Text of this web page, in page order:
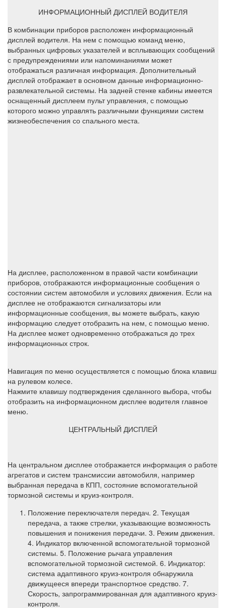
ИНФОРМАЦИОННЫЙ ДИСПЛЕЙ ВОДИТЕЛЯ
В комбинации приборов расположен информационный
дисплей водителя. На нем с помощью команд меню,
выбранных цифровых указателей и всплывающих сообщений
с предупреждениями или напоминаниями может
отображаться различная информация. Дополнительный
дисплей отображает в основном данные информационно-
развлекательной системы. На задней стенке кабины имеется
оснащенный дисплеем пульт управления, с помощью
которого можно управлять различными функциями систем
жизнеобеспечения со спального места.
На дисплее, расположенном в правой части комбинации
приборов, отображаются информационные сообщения о
состоянии систем автомобиля и условиях движения. Если на
дисплее не отображаются сигнализаторы или
информационные сообщения, вы можете выбрать, какую
информацию следует отобразить на нем, с помощью меню.
На дисплее может одновременно отображаться до трех
информационных строк.
Навигация по меню осуществляется с помощью блока клавиш
на рулевом колесе.
Нажмите клавишу подтверждения сделанного выбора, чтобы
отобразить на информационном дисплее водителя главное
меню.
ЦЕНТРАЛЬНЫЙ ДИСПЛЕЙ
На центральном дисплее отображается информация о работе
агрегатов и систем трансмиссии автомобиля, например
выбранная передача в КПП, состояние вспомогательной
тормозной системы и круиз-контроля.
Положение переключателя передач. 2. Текущая
передача, а также стрелки, указывающие возможность
повышения и понижения передачи. 3. Режим движения.
4. Индикатор включенной вспомогательной тормозной
системы. 5. Положение рычага управления
вспомогательной тормозной системой. 6. Индикатор:
система адаптивного круиз-контроля обнаружила
движущееся впереди транспортное средство. 7.
Скорость, запрограммированная для адаптивного круиз-
контроля.